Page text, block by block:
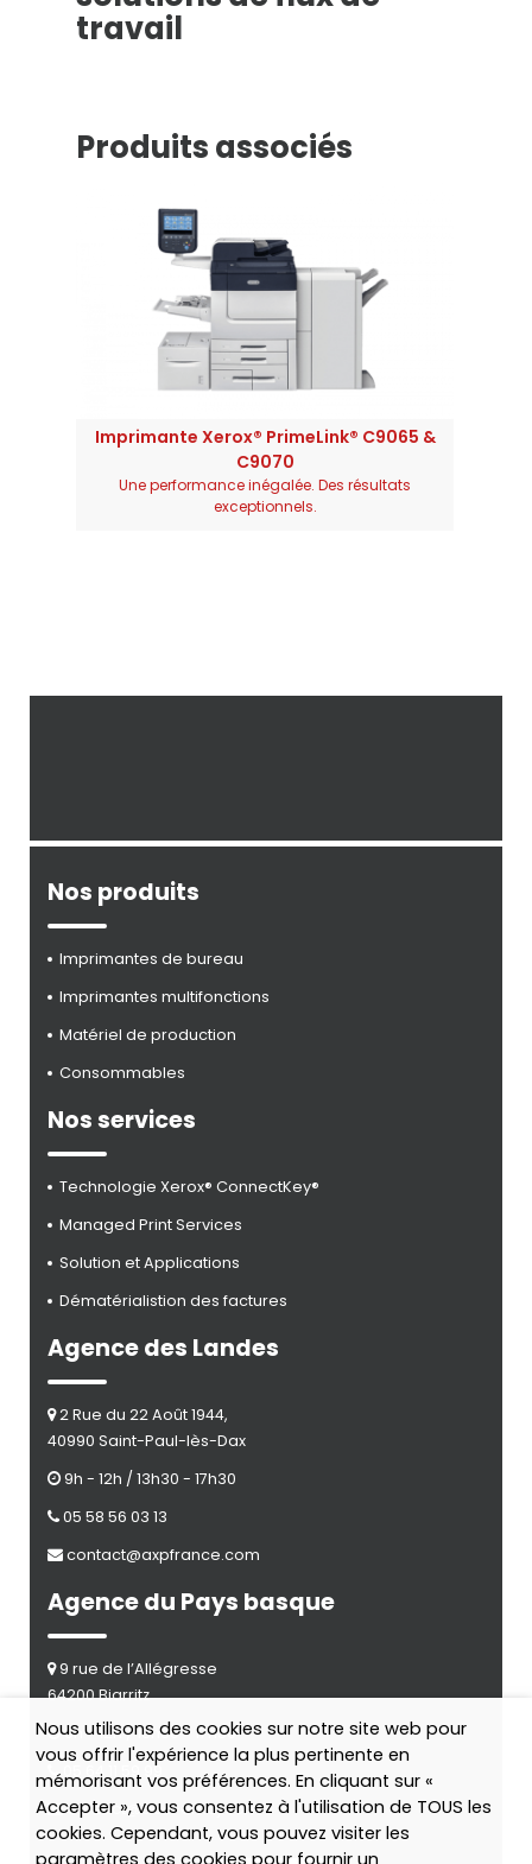
travail
Produits associés
Imprimante Xerox® PrimeLink® C9065 &
C9070
Une performance inégalée. Des résultats
exceptionnels.
Nos produits
Imprimantes de bureau
Imprimantes multifonctions
Matériel de production
Consommables
Nos services
Technologie Xerox® ConnectKey®
Managed Print Services
Solution et Applications
Dématérialistion des factures
Agence des Landes
2 Rue du 22 Août 1944,
40990 Saint-Paul-lès-Dax
9h - 12h / 13h30 - 17h30
05 58 56 03 13
contact@axpfrance.com
Agence du Pays basque
9 rue de l’Allégresse
64200 Biarritz
9h - 12h / 13h30 - 17h30
05 64 11 59 99
contact@doc-emaj.com
Nous utilisons des cookies sur notre site web pour
vous offrir l'expérience la plus pertinente en
mémorisant vos préférences. En cliquant sur «
Accepter », vous consentez à l'utilisation de TOUS les
cookies. Cependant, vous pouvez visiter les
paramètres des cookies pour fournir un